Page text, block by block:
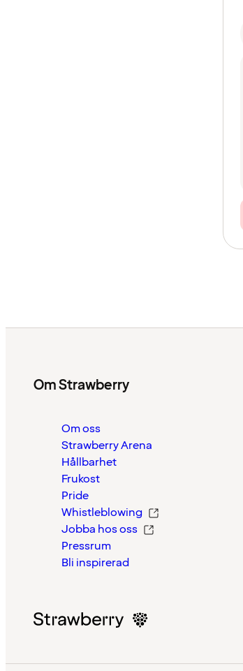
Om Strawberry
Om oss
Strawberry Arena
Hållbarhet
Frukost
Pride
Whistleblowing
Jobba hos oss
Pressrum
Bli inspirerad